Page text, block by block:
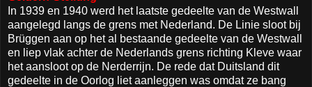
In 1939 en 1940 werd het laatste gedeelte van de Westwall
aangelegd langs de grens met Nederland. De Linie sloot bij
Brüggen aan op het al bestaande gedeelte van de Westwall
en liep vlak achter de Nederlands grens richting Kleve waar
het aansloot op de Nerderrijn. De rede dat Duitsland dit
gedeelte in de Oorlog liet aanleggen was omdat ze bang